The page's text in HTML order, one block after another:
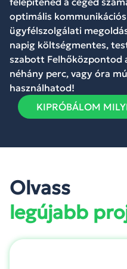
optimális kommunikációs
ügyfélszolgálati
napig költségmentes,
szabott Felhőközpontod
néhány perc, vagy óra
használhatod!
KIPRÓBÁLOM
Olvass
legújabb